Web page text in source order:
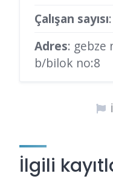
Çalışan sayısı
Adres: gebze
b/bilok no:8
İlgili